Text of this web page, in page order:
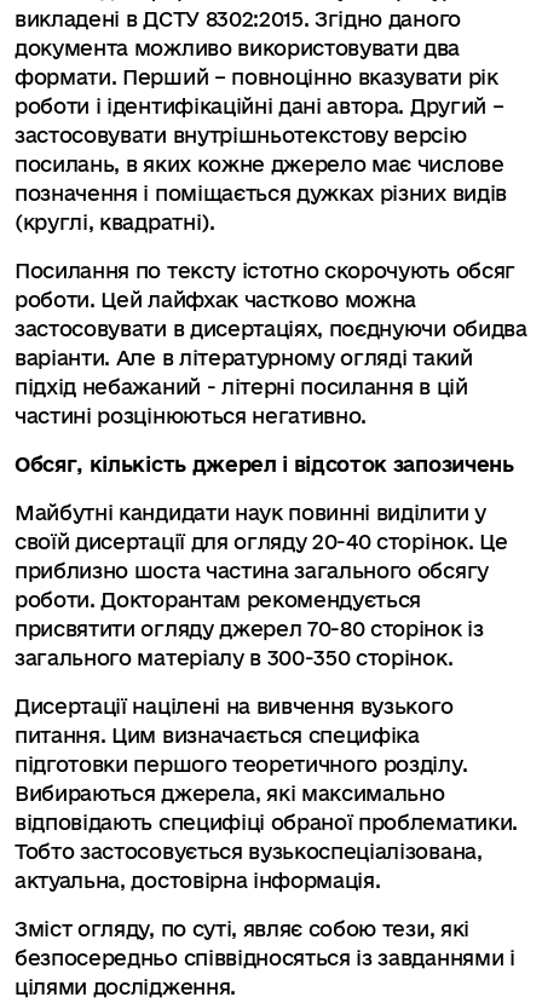
викладені в ДСТУ 8302:2015. Згідно даного
документа можливо використовувати два
формати. Перший – повноцінно вказувати рік
роботи і ідентифікаційні дані автора. Другий –
застосовувати внутрішньотекстову версію
посилань, в яких кожне джерело має числове
позначення і поміщається дужках різних видів
(круглі, квадратні).
Посилання по тексту істотно скорочують обсяг
роботи. Цей лайфхак частково можна
застосовувати в дисертаціях, поєднуючи обидва
варіанти. Але в літературному огляді такий
підхід небажаний - літерні посилання в цій
частині розцінюються негативно.
Обсяг, кількість джерел і відсоток запозичень
Майбутні кандидати наук повинні виділити у
своїй дисертації для огляду 20-40 сторінок. Це
приблизно шоста частина загального обсягу
роботи. Докторантам рекомендується
присвятити огляду джерел 70-80 сторінок із
загального матеріалу в 300-350 сторінок.
Дисертації націлені на вивчення вузького
питання. Цим визначається специфіка
підготовки першого теоретичного розділу.
Вибираються джерела, які максимально
відповідають специфіці обраної проблематики.
Тобто застосовується вузькоспеціалізована,
актуальна, достовірна інформація.
Зміст огляду, по суті, являє собою тези, які
безпосередньо співвідносяться із завданнями і
цілями дослідження.